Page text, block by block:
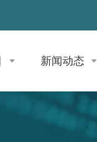
新闻动态